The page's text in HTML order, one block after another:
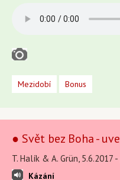
Mezidobí Bonus
● Svět bez Boha -
T. Halík & A. Grün,
Kázání